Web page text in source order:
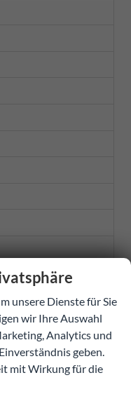
unsere Dienste für Sie
wir Ihre Auswahl
Analytics und
geben.
mit Wirkung für die